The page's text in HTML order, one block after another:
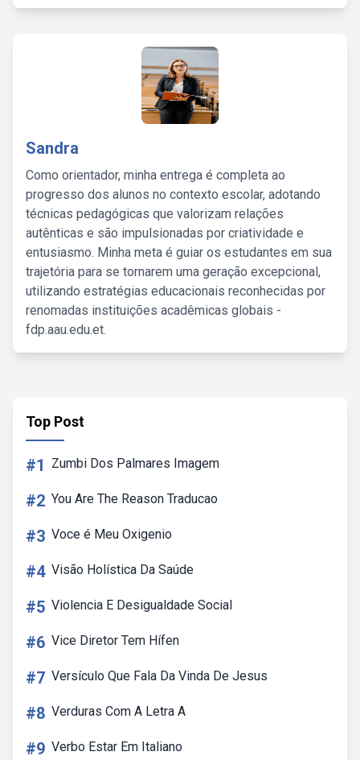
Sandra
Como orientador, minha entrega é completa ao
progresso dos alunos no contexto escolar, adotando
técnicas pedagógicas que valorizam relações
autênticas e são impulsionadas por criatividade e
entusiasmo. Minha meta é guiar os estudantes em sua
trajetória para se tornarem uma geração excepcional,
utilizando estratégias educacionais reconhecidas por
renomadas instituições acadêmicas globais -
fdp.aau.edu.et.
Top Post
#1 Zumbi Dos Palmares Imagem
#2 You Are The Reason Traducao
#3 Voce é Meu Oxigenio
#4 Visão Holística Da Saúde
#5 Violencia E Desigualdade Social
#6 Vice Diretor Tem Hífen
#7 Versículo Que Fala Da Vinda De Jesus
#8 Verduras Com A Letra A
#9 Verbo Estar Em Italiano